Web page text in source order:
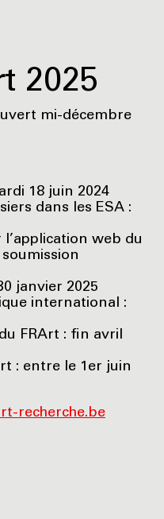
2025
mi-décembre
18 juin 2024
dans les ESA :
l’application web du
janvier 2025
international :
FRArt : fin avril
: entre le 1er juin
recherche.be